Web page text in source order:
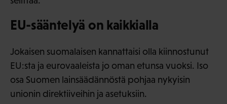
EU-sääntelyä on kaikkialla
Jokaisen suomalaisen kannattaisi olla kiinnostunut
EU:sta ja eurovaaleista jo oman etunsa vuoksi. Iso
osa Suomen lainsäädännöstä pohjaa nykyisin
unionin direktiiveihin ja asetuksiin.